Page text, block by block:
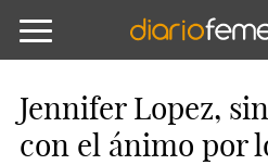
Jennifer Lopez,
con el ánimo por